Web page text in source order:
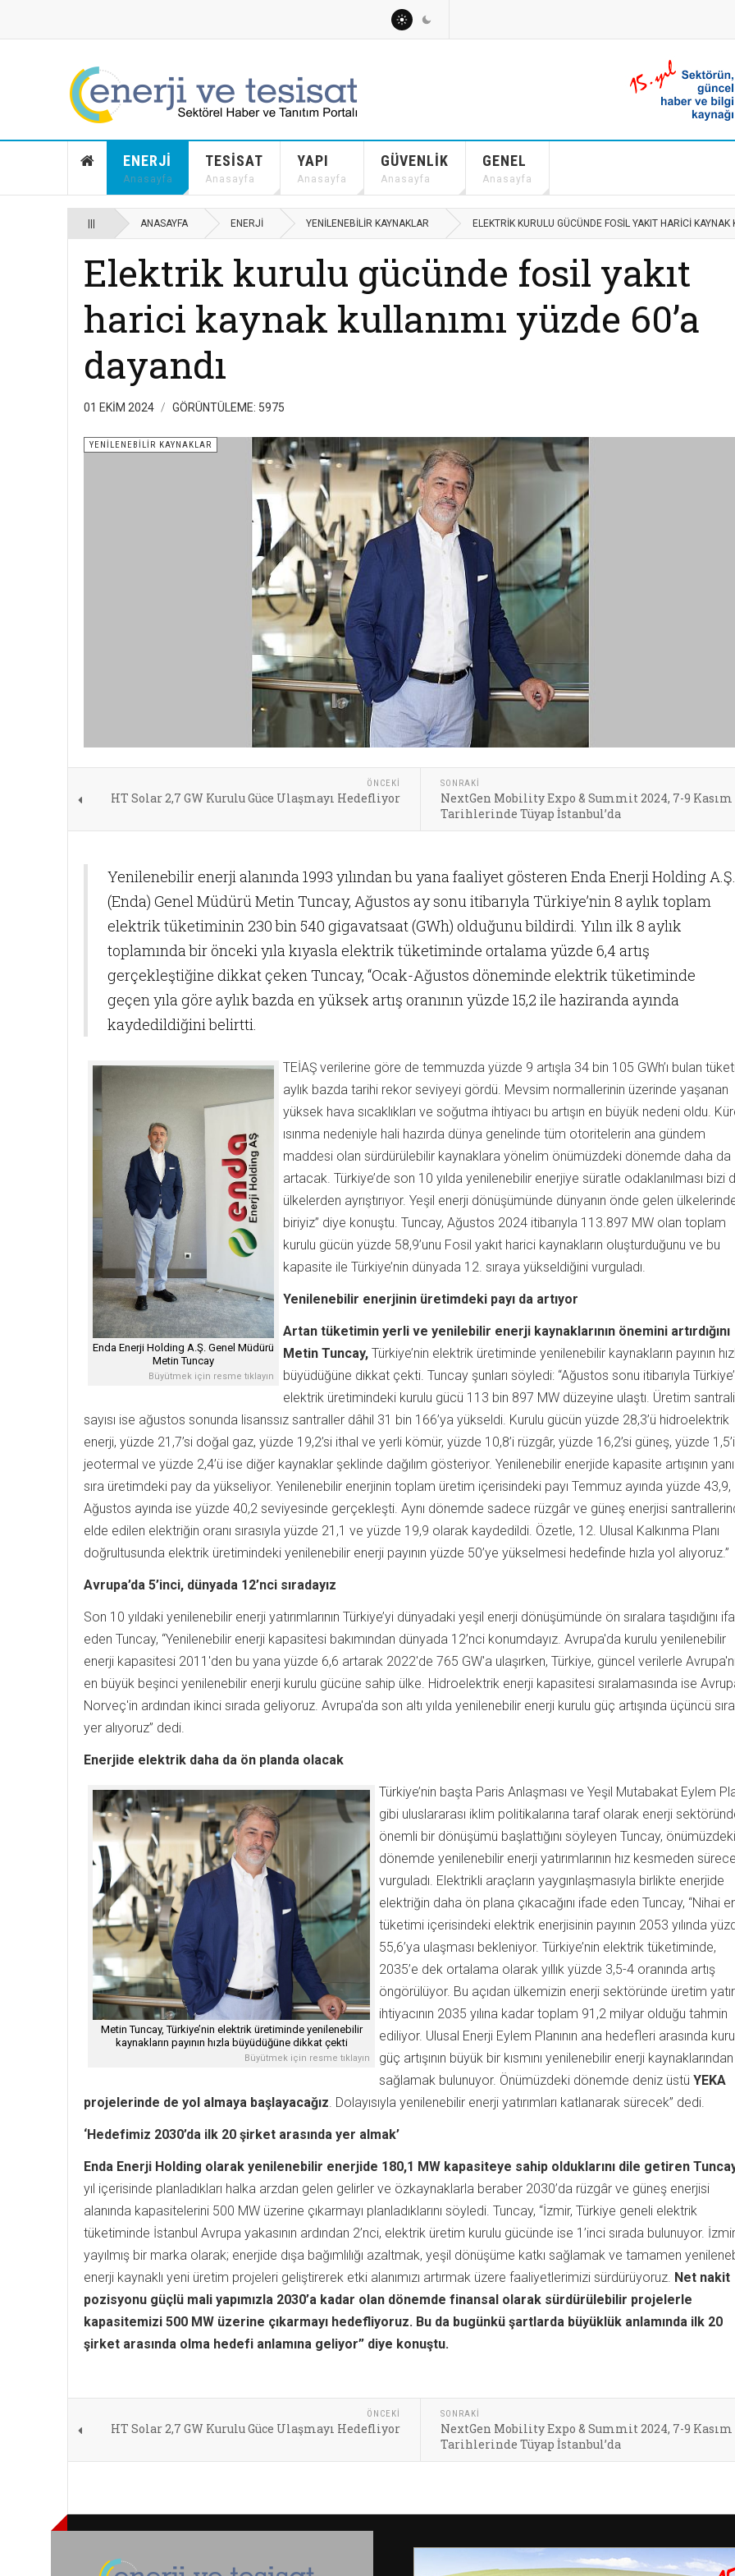
ENERJI
Anasayfa
TESISAT
Anasayfa
YAPI
Anasayfa
GÜVENLIK
Anasayfa
GENEL
Anasayfa
ANASAYFA ENERJI YENILENEBILIR KAYNAKLAR ELEKTRIK KURULU GÜCÜNDE FOSIL YAKIT HARICI KAYNAK
Elektrik kurulu gücünde fosil yakıt
harici kaynak kullanımı yüzde 60’a
dayandı
01 EKIM 2024 GÖRÜNTÜLEME: 5975
YENILENEBILIR KAYNAKLAR
ÖNCEKI
HT Solar 2,7 GW Kurulu Güce Ulaşmayı Hedefliyor
SONRAKI
NextGen Mobility Expo & Summit 2024, 7-9 Kasım
Tarihlerinde Tüyap İstanbul’da
Yenilenebilir enerji alanında 1993 yılından bu yana faaliyet gösteren Enda Enerji Holding A.Ş.
(Enda) Genel Müdürü Metin Tuncay, Ağustos ay sonu itibarıyla Türkiye’nin 8 aylık toplam
elektrik tüketiminin 230 bin 540 gigavatsaat (GWh) olduğunu bildirdi. Yılın ilk 8 aylık
toplamında bir önceki yıla kıyasla elektrik tüketiminde ortalama yüzde 6,4 artış
gerçekleştiğine dikkat çeken Tuncay, “Ocak-Ağustos döneminde elektrik tüketiminde
geçen yıla göre aylık bazda en yüksek artış oranının yüzde 15,2 ile haziranda ayında
kaydedildiğini belirtti.
Enda Enerji Holding A.Ş. Genel Müdürü
Metin Tuncay
Büyütmek için resme tıklayın
TEİAŞ verilerine göre de temmuzda yüzde 9 artışla 34 bin 105 GWh’ı bulan
aylık bazda tarihi rekor seviyeyi gördü. Mevsim normallerinin üzerinde yaşanan
yüksek hava sıcaklıkları ve soğutma ihtiyacı bu artışın en büyük nedeni oldu.
ısınma nedeniyle hali hazırda dünya genelinde tüm otoritelerin ana gündem
maddesi olan sürdürülebilir kaynaklara yönelim önümüzdeki dönemde daha da
artacak. Türkiye’de son 10 yılda yenilenebilir enerjiye süratle odaklanılması bizi
ülkelerden ayrıştırıyor. Yeşil enerji dönüşümünde dünyanın önde gelen
biriyiz” diye konuştu. Tuncay, Ağustos 2024 itibarıyla 113.897 MW olan toplam
kurulu gücün yüzde 58,9’unu Fosil yakıt harici kaynakların oluşturduğunu ve bu
kapasite ile Türkiye’nin dünyada 12. sıraya yükseldiğini vurguladı.
Yenilenebilir enerjinin üretimdeki payı da artıyor
Artan tüketimin yerli ve yenilebilir enerji kaynaklarının önemini artırdığını
Metin Tuncay, Türkiye’nin elektrik üretiminde yenilenebilir kaynakların payının
büyüdüğüne dikkat çekti. Tuncay şunları söyledi: “Ağustos sonu itibarıyla
elektrik üretimindeki kurulu gücü 113 bin 897 MW düzeyine ulaştı. Üretim santrali
sayısı ise ağustos sonunda lisanssız santraller dâhil 31 bin 166’ya yükseldi. Kurulu gücün yüzde 28,3’ü hidroelektrik
enerji, yüzde 21,7’si doğal gaz, yüzde 19,2’si ithal ve yerli kömür, yüzde 10,8’i rüzgâr, yüzde 16,2’si güneş, yüzde 1,5’i
jeotermal ve yüzde 2,4’ü ise diğer kaynaklar şeklinde dağılım gösteriyor. Yenilenebilir enerjide kapasite artışının yanı
sıra üretimdeki pay da yükseliyor. Yenilenebilir enerjinin toplam üretim içerisindeki payı Temmuz ayında yüzde 43,9,
Ağustos ayında ise yüzde 40,2 seviyesinde gerçekleşti. Aynı dönemde sadece rüzgâr ve güneş enerjisi
elde edilen elektriğin oranı sırasıyla yüzde 21,1 ve yüzde 19,9 olarak kaydedildi. Özetle, 12. Ulusal Kalkınma Planı
doğrultusunda elektrik üretimindeki yenilenebilir enerji payının yüzde 50’ye yükselmesi hedefinde hızla yol alıyoruz.”
Avrupa’da 5’inci, dünyada 12’nci sıradayız
Son 10 yıldaki yenilenebilir enerji yatırımlarının Türkiye’yi dünyadaki yeşil enerji dönüşümünde ön sıralara taşıdığını
eden Tuncay, “Yenilenebilir enerji kapasitesi bakımından dünyada 12’nci konumdayız. Avrupa'da kurulu yenilenebilir
enerji kapasitesi 2011'den bu yana yüzde 6,6 artarak 2022'de 765 GW'a ulaşırken, Türkiye, güncel verilerle
en büyük beşinci yenilenebilir enerji kurulu gücüne sahip ülke. Hidroelektrik enerji kapasitesi sıralamasında ise
Norveç'in ardından ikinci sırada geliyoruz. Avrupa'da son altı yılda yenilenebilir enerji kurulu güç artışında üçüncü
yer alıyoruz” dedi.
Enerjide elektrik daha da ön planda olacak
Metin Tuncay, Türkiye’nin elektrik üretiminde yenilenebilir
kaynakların payının hızla büyüdüğüne dikkat çekti
Büyütmek için resme tıklayın
Türkiye’nin başta Paris Anlaşması ve Yeşil Mutabakat Eylem
gibi uluslararası iklim politikalarına taraf olarak enerji
önemli bir dönüşümü başlattığını söyleyen Tuncay, önümüzdeki
dönemde yenilenebilir enerji yatırımlarının hız kesmeden
vurguladı. Elektrikli araçların yaygınlaşmasıyla birlikte enerjide
elektriğin daha ön plana çıkacağını ifade eden Tuncay, “Nihai
tüketimi içerisindeki elektrik enerjisinin payının 2053 yılında
55,6’ya ulaşması bekleniyor. Türkiye’nin elektrik tüketiminde,
2035’e dek ortalama olarak yıllık yüzde 3,5-4 oranında artış
öngörülüyor. Bu açıdan ülkemizin enerji sektöründe üretim
ihtiyacının 2035 yılına kadar toplam 91,2 milyar olduğu tahmin
ediliyor. Ulusal Enerji Eylem Planının ana hedefleri arasında
güç artışının büyük bir kısmını yenilenebilir enerji kaynaklarından
sağlamak bulunuyor. Önümüzdeki dönemde deniz üstü YEKA
projelerinde de yol almaya başlayacağız. Dolayısıyla yenilenebilir enerji yatırımları katlanarak sürecek” dedi.
‘Hedefimiz 2030’da ilk 20 şirket arasında yer almak’
Enda Enerji Holding olarak yenilenebilir enerjide 180,1 MW kapasiteye sahip olduklarını dile getiren
yıl içerisinde planladıkları halka arzdan gelen gelirler ve özkaynaklarla beraber 2030’da rüzgâr ve güneş enerjisi
alanında kapasitelerini 500 MW üzerine çıkarmayı planladıklarını söyledi. Tuncay, “İzmir, Türkiye geneli elektrik
tüketiminde İstanbul Avrupa yakasının ardından 2’nci, elektrik üretim kurulu gücünde ise 1’inci sırada bulunuyor.
yayılmış bir marka olarak; enerjide dışa bağımlılığı azaltmak, yeşil dönüşüme katkı sağlamak ve tamamen
enerji kaynaklı yeni üretim projeleri geliştirerek etki alanımızı artırmak üzere faaliyetlerimizi sürdürüyoruz. Net nakit
pozisyonu güçlü mali yapımızla 2030’a kadar olan dönemde finansal olarak sürdürülebilir projelerle
kapasitemizi 500 MW üzerine çıkarmayı hedefliyoruz. Bu da bugünkü şartlarda büyüklük anlamında ilk 20
şirket arasında olma hedefi anlamına geliyor” diye konuştu.
ÖNCEKI
HT Solar 2,7 GW Kurulu Güce Ulaşmayı Hedefliyor
SONRAKI
NextGen Mobility Expo & Summit 2024, 7-9 Kasım
Tarihlerinde Tüyap İstanbul’da